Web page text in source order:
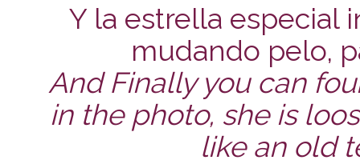
Y la estrella especial
mudando pelo,
And Finally you can
in the photo, she is
like an old